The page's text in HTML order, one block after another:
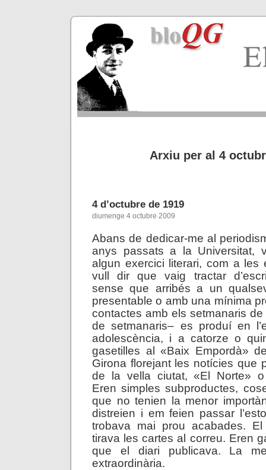
Arxiu per al 4
4 d’octubre de 1919
diumenge 4 octubre 2009
Abans de dedicar-me al
anys passats a la Universitat,
algun exercici literari, com a les
vull dir que vaig tractar
sense que arribés a un
presentable o amb una mínima
contactes amb els setmanaris
de setmanaris– es produí en
adolescència, i a catorze o
gasetilles al «Baix Empordà»
Girona florejant les notícies que
de la vella ciutat, «El Norte» o
Eren simples subproductes,
que no tenien la menor
distreien i em feien passar
trobava mai prou acabades.
tirava les cartes al correu. Eren
que el diari publicava. La
extraordinària.